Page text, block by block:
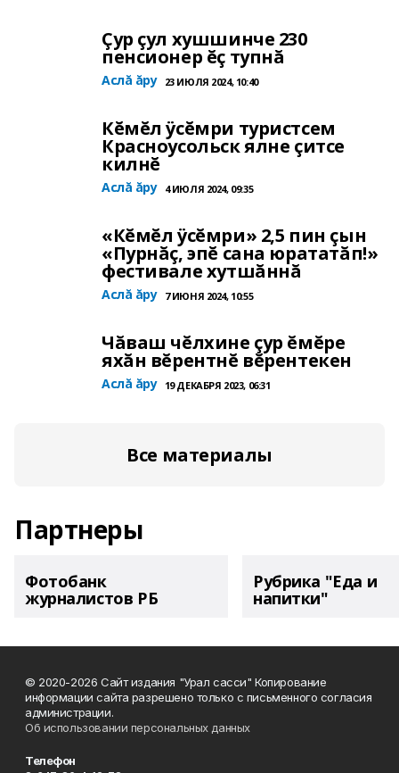
Çур çул хушшинче 230
пенсионер ĕç тупнă
Аслă ăру 23 ИЮЛЯ 2024, 10:40
Кĕмĕл ÿсĕмри туристсем
Красноусольск ялне çитсе
килнĕ
Аслă ăру 4 ИЮЛЯ 2024, 09:35
«Кĕмĕл ÿсĕмри» 2,5 пин çын
«Пурнăç, эпĕ сана юрататăп!»
фестивале хутшăннă
Аслă ăру 7 ИЮНЯ 2024, 10:55
Чăваш чĕлхине çур ĕмĕре
яхăн вĕрентнĕ вĕрентекен
Аслă ăру 19 ДЕКАБРЯ 2023, 06:31
Все материалы
Партнеры
Фотобанк
журналистов РБ
Рубрика "Еда и
напитки"
© 2020-2026 Сайт издания "Урал сасси" Копирование
информации сайта разрешено только с письменного согласия
администрации.
Об использовании персональных данных
Телефон